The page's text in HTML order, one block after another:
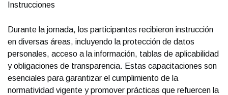
Instrucciones
Durante la jornada, los participantes recibieron instrucción
en diversas áreas, incluyendo la protección de datos
personales, acceso a la información, tablas de aplicabilidad
y obligaciones de transparencia. Estas capacitaciones son
esenciales para garantizar el cumplimiento de la
normatividad vigente y promover prácticas que refuercen la